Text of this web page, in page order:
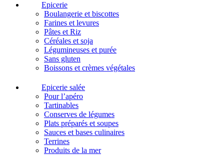
Epicerie
Boulangerie et biscottes
Farines et levures
Pâtes et Riz
Céréales et soja
Légumineuses et purée
Sans gluten
Boissons et crèmes végétales
Epicerie salée
Pour l’apéro
Tartinables
Conserves de légumes
Plats préparés et soupes
Sauces et bases culinaires
Terrines
Produits de la mer